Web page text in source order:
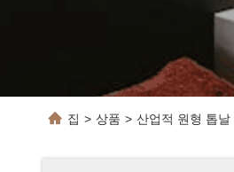
집 > 상품 > 산업적 원형 톱날